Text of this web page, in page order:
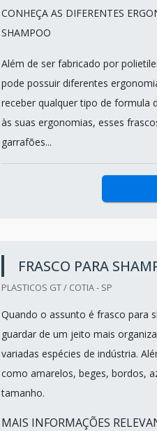
CONHEÇA AS DIFERENTES
SHAMPOO
Além de ser fabricado por
pode possuir diferentes
receber qualquer tipo de formula
às suas ergonomias, esses
garrafões...
FRASCO PARA
PLASTICOS GT / COTIA - SP
Quando o assunto é frasco para
guardar de um jeito mais
variadas espécies de indústria.
como amarelos, beges, bordos,
tamanho.
MAIS INFORMAÇÕES